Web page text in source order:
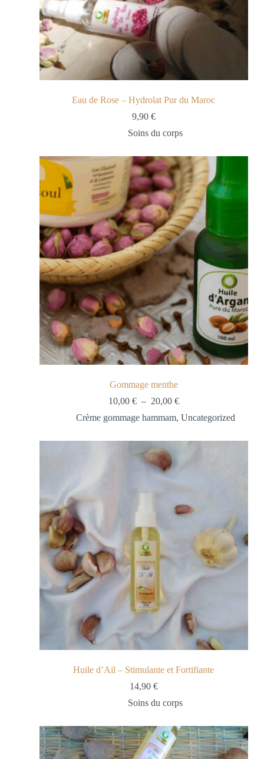
Eau de Rose – Hydrolat Pur du Maroc
9,90 €
Soins du corps
Gommage menthe
10,00 € – 20,00 €
Crème gommage hammam, Uncategorized
Huile d’Ail – Stimulante et Fortifiante
14,90 €
Soins du corps